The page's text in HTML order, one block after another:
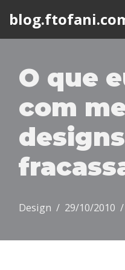
content
O que
com
designs
Design 29/10/2010